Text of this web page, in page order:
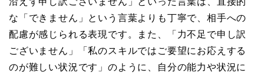
な「できません」という言葉よりも丁寧で、相手への
配慮が感じられる表現です。また、「力不足で申し訳
ございません」「私のスキルではご要望にお応えする
のが難しい状況です」のように、自分の能力や状況に